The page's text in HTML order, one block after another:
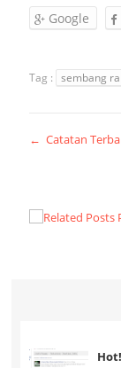
Google
Tag : sembang
← Catatan